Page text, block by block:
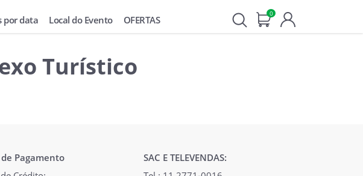
por data Local do Evento OFERTAS
0
Turístico
Pagamento
SAC E TELEVENDAS: